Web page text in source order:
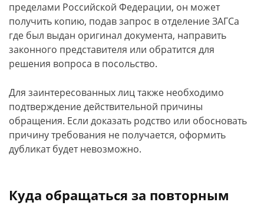
пределами Российской Федерации, он может
получить копию, подав запрос в отделение ЗАГСа
где был выдан оригинал документа, направить
законного представителя или обратится для
решения вопроса в посольство.
Для заинтересованных лиц также необходимо
подтверждение действительной причины
обращения. Если доказать родство или обосновать
причину требования не получается, оформить
дубликат будет невозможно.
Куда обращаться за повторным